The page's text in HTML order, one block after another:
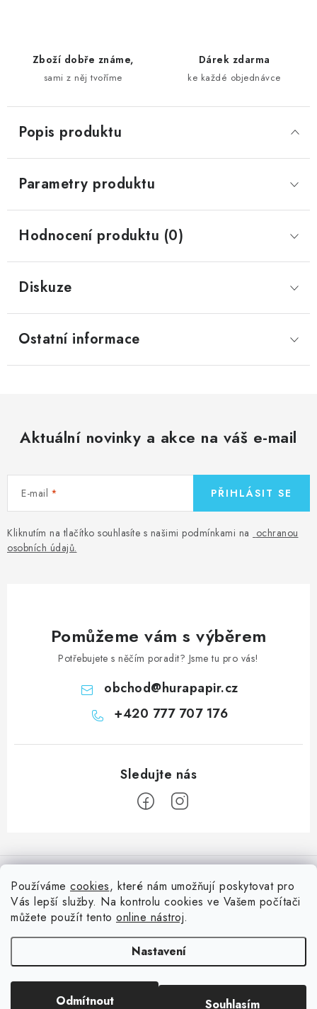
Používáme cookies, které nám umožňují poskytovat pro
Vás lepší služby. Na kontrolu cookies ve Vašem počítači
můžete použít tento online nástroj.
Nastavení
Odmítnout Souhlasím
Zboží dobře známe,
sami z něj tvoříme
Dárek zdarma
ke každé objednávce
Popis produktu
Parametry produktu
Hodnocení produktu (0)
Diskuze
Ostatní informace
Aktuální novinky a akce na váš e-mail
E-mail
Kliknutím na tlačítko souhlasíte s našimi podmínkami na ochranou
osobních údajů.
PŘIHLÁSIT SE
Pomůžeme vám s výběrem
Potřebujete s něčím poradit? Jsme tu pro vás!
obchod@hurapapir.cz
+420 777 707 176
á
Doprava
Oblíbené ♥️
Nepřehlédněte
Blog s nápady a návody
Slovník pojmů, české návody
. Všechna práva vyhrazena.Upravit nastavení